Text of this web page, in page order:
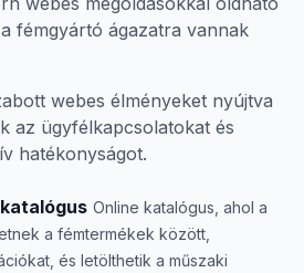
fémgyártó ágazatra vannak
webes élményeket nyújtva
az ügyfélkapcsolatokat és
hatékonyságot.
Online katalógus, ahol a
a fémtermékek között,
és letölthetik a műszaki